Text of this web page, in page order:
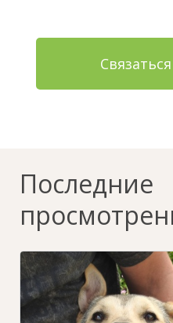
Последние